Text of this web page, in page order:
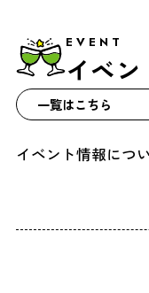
EVENT
イベ
一覧はこちら
イベント情報につ